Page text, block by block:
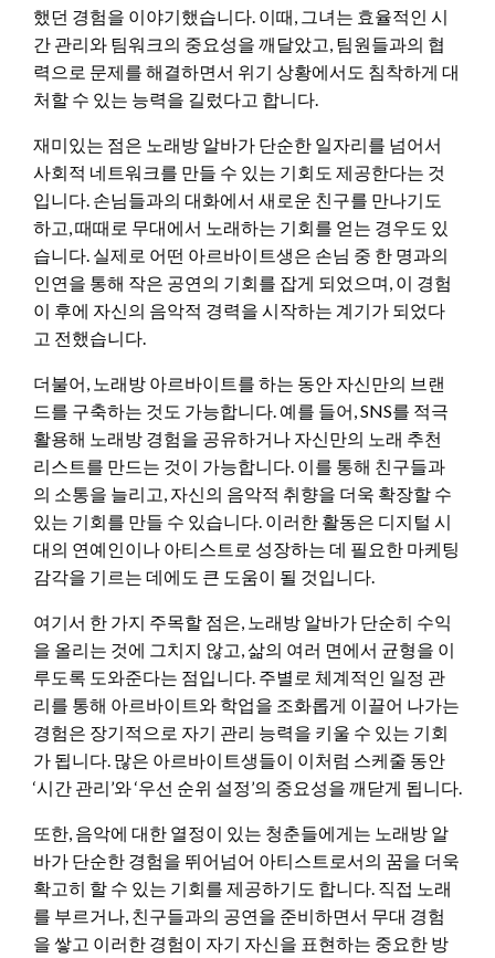
했던 경험을 이야기했습니다. 이때, 그녀는 효율적인 시
간 관리와 팀워크의 중요성을 깨달았고, 팀원들과의 협
력으로 문제를 해결하면서 위기 상황에서도 침착하게 대
처할 수 있는 능력을 길렀다고 합니다.
재미있는 점은 노래방 알바가 단순한 일자리를 넘어서
사회적 네트워크를 만들 수 있는 기회도 제공한다는 것
입니다. 손님들과의 대화에서 새로운 친구를 만나기도
하고, 때때로 무대에서 노래하는 기회를 얻는 경우도 있
습니다. 실제로 어떤 아르바이트생은 손님 중 한 명과의
인연을 통해 작은 공연의 기회를 잡게 되었으며, 이 경험
이 후에 자신의 음악적 경력을 시작하는 계기가 되었다
고 전했습니다.
더불어, 노래방 아르바이트를 하는 동안 자신만의 브랜
드를 구축하는 것도 가능합니다. 예를 들어, SNS를 적극
활용해 노래방 경험을 공유하거나 자신만의 노래 추천
리스트를 만드는 것이 가능합니다. 이를 통해 친구들과
의 소통을 늘리고, 자신의 음악적 취향을 더욱 확장할 수
있는 기회를 만들 수 있습니다. 이러한 활동은 디지털 시
대의 연예인이나 아티스트로 성장하는 데 필요한 마케팅
감각을 기르는 데에도 큰 도움이 될 것입니다.
여기서 한 가지 주목할 점은, 노래방 알바가 단순히 수익
을 올리는 것에 그치지 않고, 삶의 여러 면에서 균형을 이
루도록 도와준다는 점입니다. 주별로 체계적인 일정 관
리를 통해 아르바이트와 학업을 조화롭게 이끌어 나가는
경험은 장기적으로 자기 관리 능력을 키울 수 있는 기회
가 됩니다. 많은 아르바이트생들이 이처럼 스케줄 동안
‘시간 관리’와 ‘우선 순위 설정’의 중요성을 깨닫게 됩니다.
또한, 음악에 대한 열정이 있는 청춘들에게는 노래방 알
바가 단순한 경험을 뛰어넘어 아티스트로서의 꿈을 더욱
확고히 할 수 있는 기회를 제공하기도 합니다. 직접 노래
를 부르거나, 친구들과의 공연을 준비하면서 무대 경험
을 쌓고 이러한 경험이 자기 자신을 표현하는 중요한 방